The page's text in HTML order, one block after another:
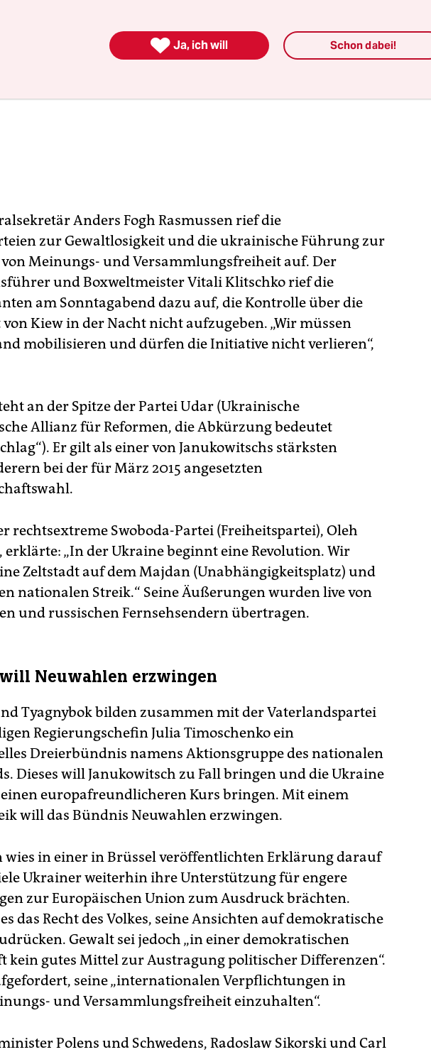
Anders Fogh Rasmussen rief die
zur Gewaltlosigkeit und die ukrainische Führung zur
Meinungs- und Versammlungsfreiheit auf. Der
und Boxweltmeister Vitali Klitschko rief die
am Sonntagabend dazu auf, die Kontrolle über die
Kiew in der Nacht nicht aufzugeben. „Wir müssen
mobilisieren und dürfen die Initiative nicht verlieren“,
an der Spitze der Partei Udar (Ukrainische
Allianz für Reformen, die Abkürzung bedeutet
Er gilt als einer von Janukowitschs stärksten
bei der für März 2015 angesetzten
rechtsextreme Swoboda-Partei (Freiheitspartei), Oleh
erklärte: „In der Ukraine beginnt eine Revolution. Wir
Zeltstadt auf dem Majdan (Unabhängigkeitsplatz) und
nationalen Streik.“ Seine Äußerungen wurden live von
und russischen Fernsehsendern übertragen.
Neuwahlen erzwingen
Tyagnybok bilden zusammen mit der Vaterlandspartei
Regierungschefin Julia Timoschenko ein
Dreierbündnis namens Aktionsgruppe des nationalen
Dieses will Janukowitsch zu Fall bringen und die Ukraine
europafreundlicheren Kurs bringen. Mit einem
will das Bündnis Neuwahlen erzwingen.
wies in einer in Brüssel veröffentlichten Erklärung darauf
Ukrainer weiterhin ihre Unterstützung für engere
zur Europäischen Union zum Ausdruck brächten.
das Recht des Volkes, seine Ansichten auf demokratische
Gewalt sei jedoch „in einer demokratischen
kein gutes Mittel zur Austragung politischer Differenzen“.
seine „internationalen Verpflichtungen in
und Versammlungsfreiheit einzuhalten“.
Polens und Schwedens, Radoslaw Sikorski und Carl
 Ja, ich will Schon dabei!